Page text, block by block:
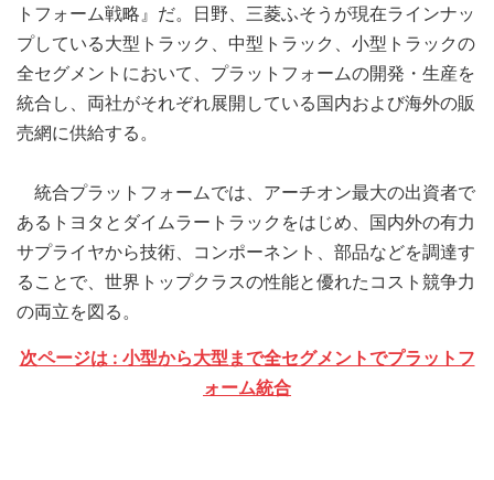
トフォーム戦略』だ。日野、三菱ふそうが現在ラインナッ
プしている大型トラック、中型トラック、小型トラックの
全セグメントにおいて、プラットフォームの開発・生産を
統合し、両社がそれぞれ展開している国内および海外の販
売網に供給する。
統合プラットフォームでは、アーチオン最大の出資者で
あるトヨタとダイムラートラックをはじめ、国内外の有力
サプライヤから技術、コンポーネント、部品などを調達す
ることで、世界トップクラスの性能と優れたコスト競争力
の両立を図る。
次ページは : 小型から大型まで全セグメントでプラットフ
ォーム統合